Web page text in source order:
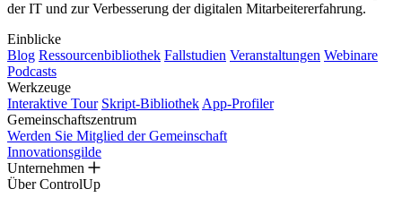
der IT und zur Verbesserung der digitalen Mitarbeitererfahrung.
Einblicke
Blog Ressourcenbibliothek Fallstudien Veranstaltungen Webinare
Podcasts
Werkzeuge
Interaktive Tour Skript-Bibliothek App-Profiler
Gemeinschaftszentrum
Werden Sie Mitglied der Gemeinschaft
Innovationsgilde
Unternehmen
Über ControlUp